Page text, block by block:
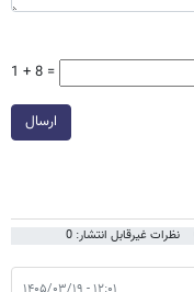
1 + 8 =
ارسال
نظرات غیرقابل انتشار: 0